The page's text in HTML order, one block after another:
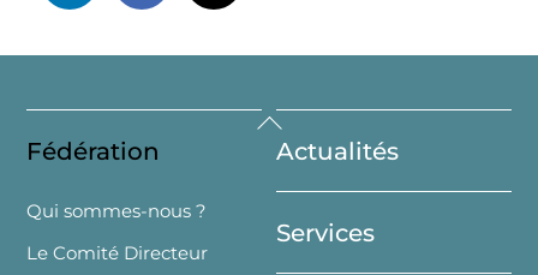
Back
To
Top
Fédération
Qui sommes-nous ?
Le Comité Directeur
Actualités
Services